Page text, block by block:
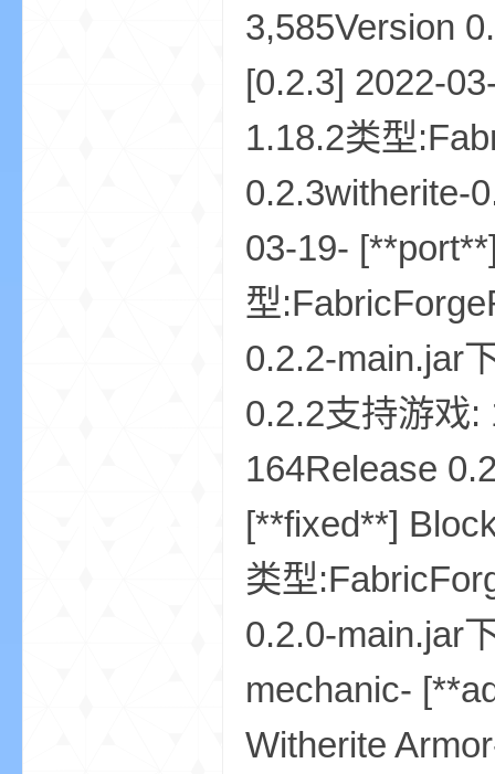
3,585Version
[0.2.3] 2022-
1.18.2类型
0.2.3witherite-
03-19-
型
0.2.2-main.jar
0.2.2支持游戏:
164Release
[**fixed**]
类型
0.2.0-main.jar
mechanic-
Witherite